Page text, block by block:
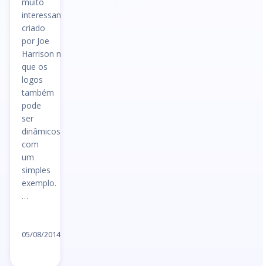
interessante
criado
por Joe
Harrison mostra
que os
logos
também
pode
ser
dinâmicos
com
um
simples
exemplo.
…
05/08/2014